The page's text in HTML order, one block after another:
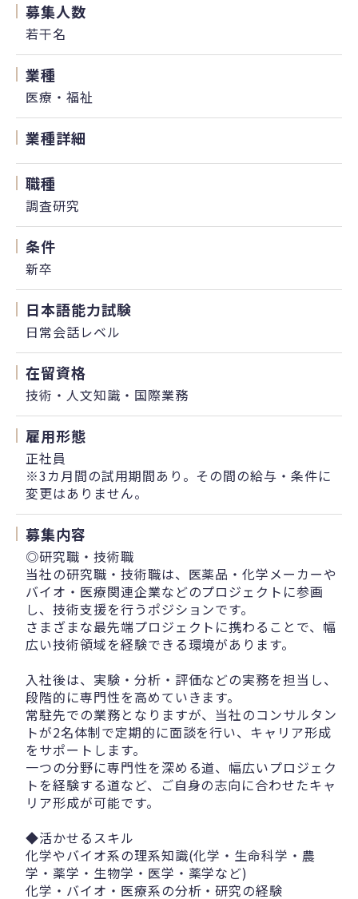
募集人数
若干名
業種
医療・福祉
業種詳細
職種
調査研究
条件
新卒
日本語能力試験
日常会話レベル
在留資格
技術・人文知識・国際業務
雇用形態
正社員
※3カ月間の試用期間あり。その間の給与・条件に
変更はありません。
募集内容
◎研究職・技術職
当社の研究職・技術職は、医薬品・化学メーカーや
バイオ・医療関連企業などのプロジェクトに参画
し、技術支援を行うポジションです。
さまざまな最先端プロジェクトに携わることで、幅
広い技術領域を経験できる環境があります。
入社後は、実験・分析・評価などの実務を担当し、
段階的に専門性を高めていきます。
常駐先での業務となりますが、当社のコンサルタン
トが2名体制で定期的に面談を行い、キャリア形成
をサポートします。
一つの分野に専門性を深める道、幅広いプロジェク
トを経験する道など、ご自身の志向に合わせたキャ
リア形成が可能です。
◆活かせるスキル
化学やバイオ系の理系知識(化学・生命科学・農
学・薬学・生物学・医学・薬学など)
化学・バイオ・医療系の分析・研究の経験